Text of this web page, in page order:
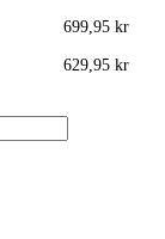
699,95 kr
629,95 kr